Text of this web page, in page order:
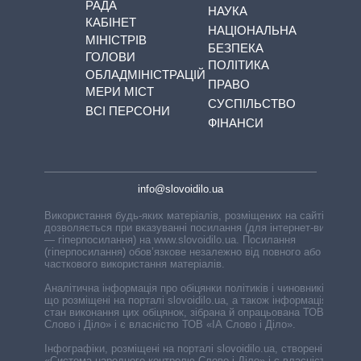
РАДА
КАБІНЕТ
МІНІСТРІВ
ГОЛОВИ
ОБЛАДМІНІСТРАЦІЙ
МЕРИ МІСТ
ВСІ ПЕРСОНИ
НАУКА
НАЦІОНАЛЬНА
БЕЗПЕКА
ПОЛІТИКА
ПРАВО
СУСПІЛЬСТВО
ФІНАНСИ
info@slovoidilo.ua
Використання будь-яких матеріалів, розміщених на сайті,
дозволяється при вказуванні посилання (для інтернет-видань
— гіперпосилання) на www.slovoidilo.ua. Посилання
(гіперпосилання) обов’язкове незалежно від повного або
часткового використання матеріалів.
Аналітична інформація про обіцянки політиків і чиновників,
що розміщені на порталі slovoidilo.ua, а також інформація про
стан виконання цих обіцянок, зібрана й опрацьована ТОВ «ІА
Слово і Діло» і є власністю ТОВ «ІА Слово і Діло».
Інфографіки, розміщені на порталі slovoidilo.ua, створені ГО